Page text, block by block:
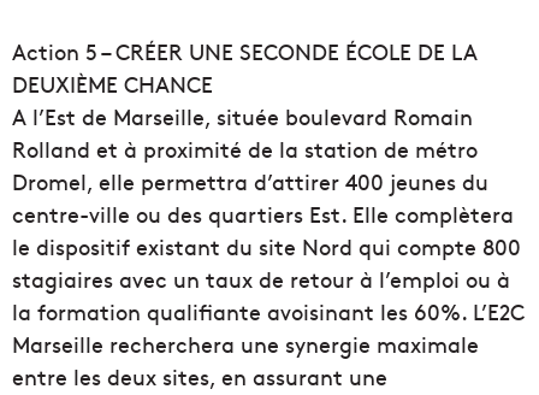
Action 5 – CRÉER UNE SECONDE ÉCOLE DE LA
DEUXIÈME CHANCE
A l’Est de Marseille, située boulevard Romain
Rolland et à proximité de la station de métro
Dromel, elle permettra d’attirer 400 jeunes du
centre-ville ou des quartiers Est. Elle complètera
le dispositif existant du site Nord qui compte 800
stagiaires avec un taux de retour à l’emploi ou à
la formation qualifiante avoisinant les 60%. L’E2C
Marseille recherchera une synergie maximale
entre les deux sites, en assurant une